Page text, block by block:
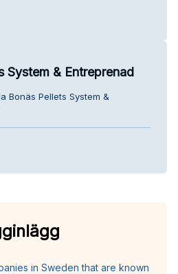
System & Entreprenad
Bonäs Pellets System &
in Sweden that are known